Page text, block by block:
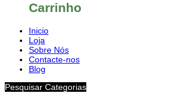
Carrinho
Inicio
Loja
Sobre Nós
Contacte-nos
Blog
Pesquisar Categorias